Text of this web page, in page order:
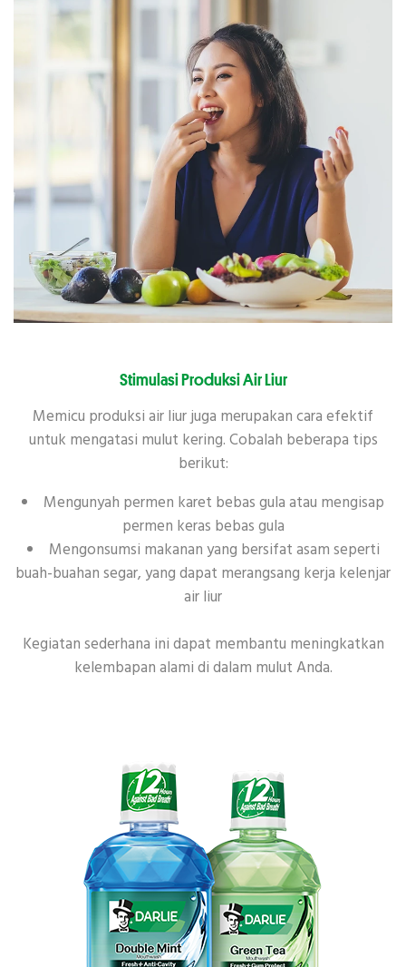
Stimulasi Produksi Air Liur
Memicu produksi air liur juga merupakan cara efektif
untuk mengatasi mulut kering. Cobalah beberapa tips
berikut:
Mengunyah permen karet bebas gula atau mengisap
permen keras bebas gula
Mengonsumsi makanan yang bersifat asam seperti
buah-buahan segar, yang dapat merangsang kerja kelenjar
air liur
Kegiatan sederhana ini dapat membantu meningkatkan
kelembapan alami di dalam mulut Anda.